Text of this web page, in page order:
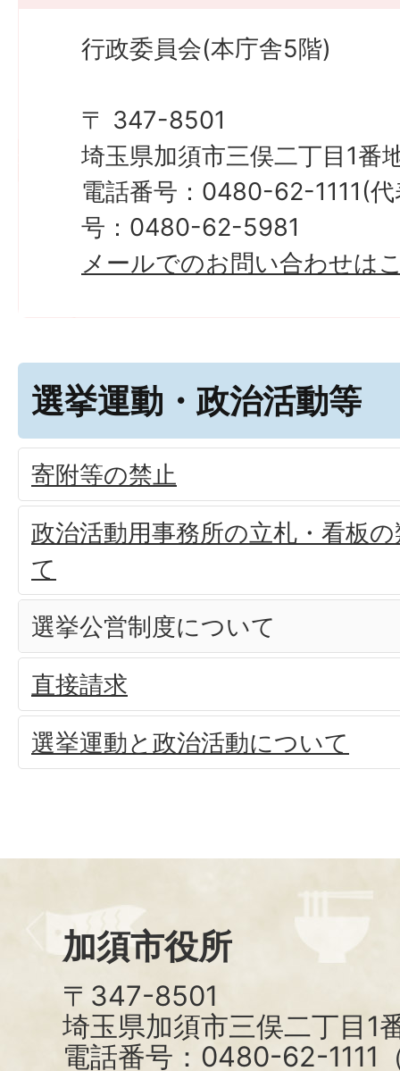
行政委員会(本庁舎5階)
〒 347-8501
埼玉県加須市三俣二丁目1番
電話番号：0480-62-1111(
号：0480-62-5981
メールでのお問い合わせは
選挙運動・政治活動等
寄附等の禁止
政治活動用事務所の立札・看板
て
選挙公営制度について
直接請求
選挙運動と政治活動について
加須市役所
〒347-8501
埼玉県加須市三俣二丁目1
電話番号：0480-62-1111